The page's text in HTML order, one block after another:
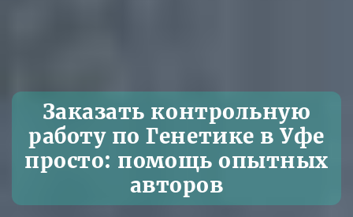
Заказать контрольную
работу по Генетике в Уфе
просто: помощь опытных
авторов